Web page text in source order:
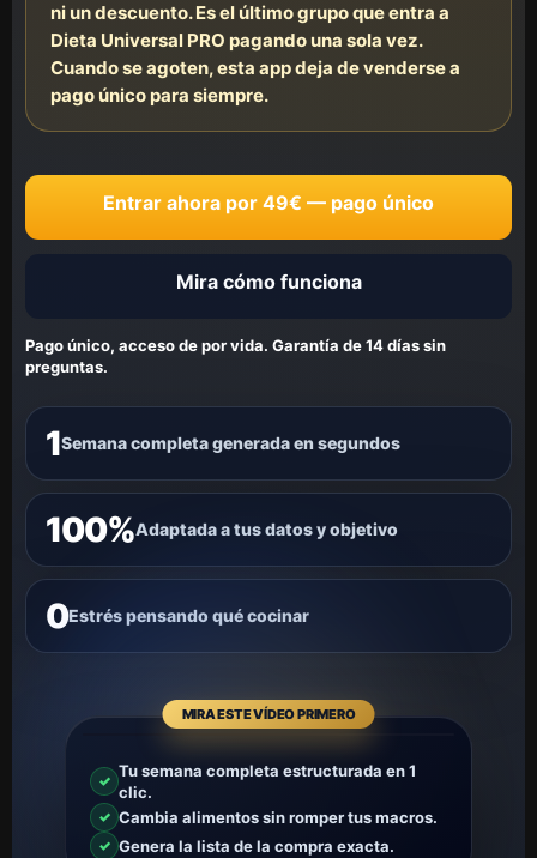
ni un descuento. Es el último grupo que entra a
Dieta Universal PRO pagando una sola vez.
Cuando se agoten, esta app deja de venderse a
pago único para siempre.
Entrar ahora por 49€ — pago único
Mira cómo funciona
Pago único, acceso de por vida. Garantía de 14 días sin
preguntas.
1Semana completa generada en segundos
100%Adaptada a tus datos y objetivo
0Estrés pensando qué cocinar
MIRA ESTE VÍDEO PRIMERO
✓
Tu semana completa estructurada en 1
clic.
✓ Cambia alimentos sin romper tus macros.
✓ Genera la lista de la compra exacta.